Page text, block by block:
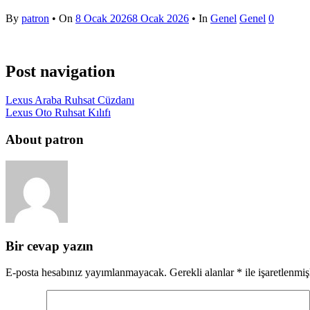
By patron • On 8 Ocak 20268 Ocak 2026 • In Genel Genel 0
Post navigation
Lexus Araba Ruhsat Cüzdanı
Lexus Oto Ruhsat Kılıfı
About patron
Bir cevap yazın
E-posta hesabınız yayımlanmayacak. Gerekli alanlar * ile